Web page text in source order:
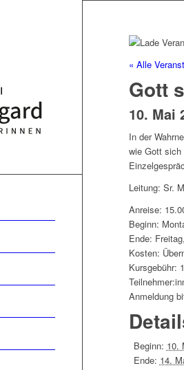
« Alle
Gott
10. Mai
In der
wie Gott sich
Leitung: Sr.
Anreise:
Beginn:
Ende:
Kosten:
Kursgebühr:
Anmeldung
Beginn: 10.
Ende: 14.